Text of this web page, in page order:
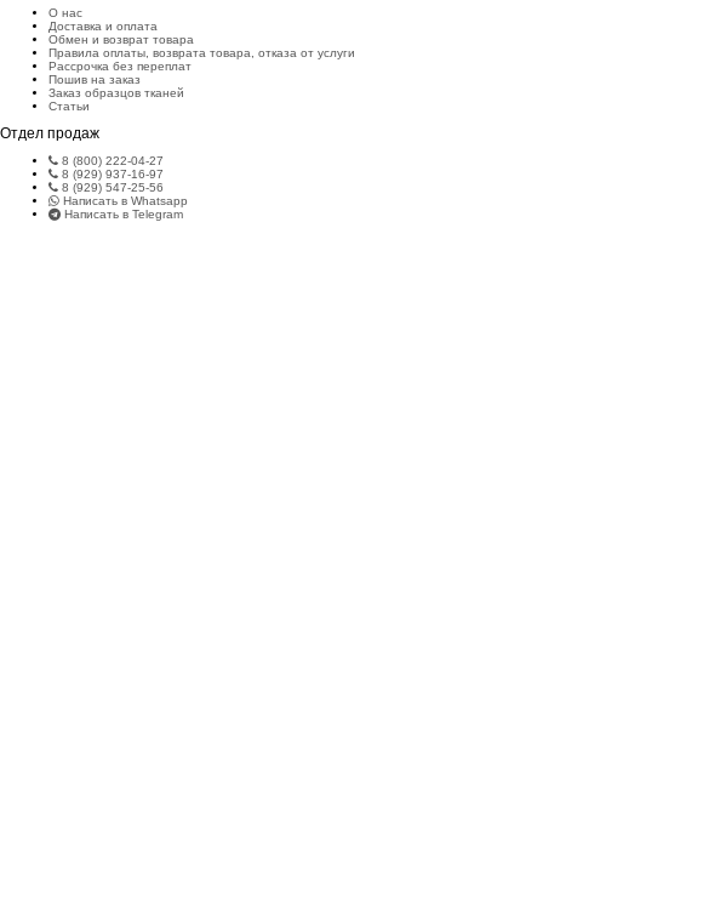
О нас
Доставка и оплата
Обмен и возврат товара
Правила оплаты, возврата товара, отказа от услуги
Рассрочка без переплат
Пошив на заказ
Заказ образцов тканей
Статьи
Отдел продаж
8 (800) 222-04-27
8 (929) 937-16-97
8 (929) 547-25-56
Написать в Whatsapp
Написать в Telegram